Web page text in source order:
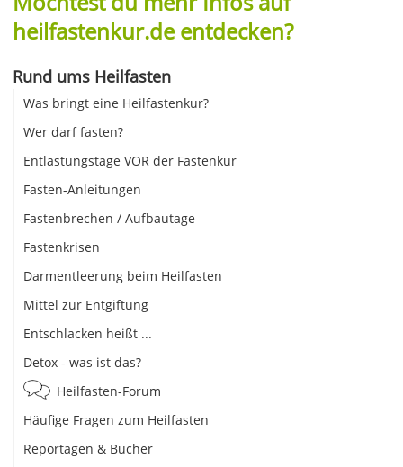
heilfastenkur.de entdecken?
Rund ums Heilfasten
Was bringt eine Heilfastenkur?
Wer darf fasten?
Entlastungstage VOR der Fastenkur
Fasten-Anleitungen
Fastenbrechen / Aufbautage
Fastenkrisen
Darmentleerung beim Heilfasten
Mittel zur Entgiftung
Entschlacken heißt ...
Detox - was ist das?
Heilfasten-Forum
Häufige Fragen zum Heilfasten
Reportagen & Bücher